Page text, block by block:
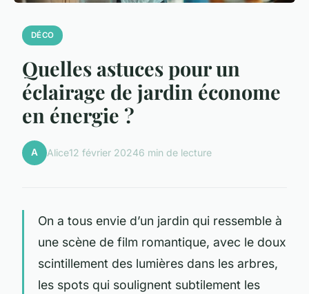
DÉCO
Quelles astuces pour un
éclairage de jardin économe
en énergie ?
A Alice12 février 20246 min de lecture
On a tous envie d’un jardin qui ressemble à
une scène de film romantique, avec le doux
scintillement des lumières dans les arbres,
les spots qui soulignent subtilement les